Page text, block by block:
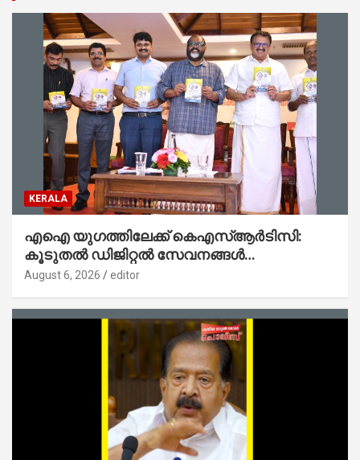
KERALA
എഐ യുഗത്തിലേക്ക് കെഎസ്ആർടിസി:
കൂടുതൽ ഡിജിറ്റൽ സേവനങ്ങൾ
ജനങ്ങളിലേക്കെത്തിക്കും – മന്ത്രി സി പി
August 6, 2026 editor